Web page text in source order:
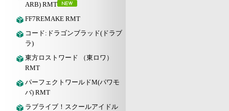
ARB) RMT
FF7REMAKE RMT
コード:ドラゴンブラッド(ドラブ
ラ)
東方ロストワード （東ロワ）
RMT
パーフェクトワールドM(パワモ
バ) RMT
ラブライブ！スクールアイドル